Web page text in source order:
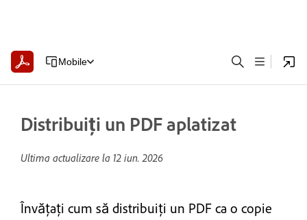
Mobile
Distribuiți un PDF aplatizat
Ultima actualizare la 12 iun. 2026
Învățați cum să distribuiți un PDF ca o copie